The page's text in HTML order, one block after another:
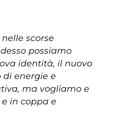
scorse
possiamo
identità, il nuovo
energie e
ma vogliamo e
in coppa e